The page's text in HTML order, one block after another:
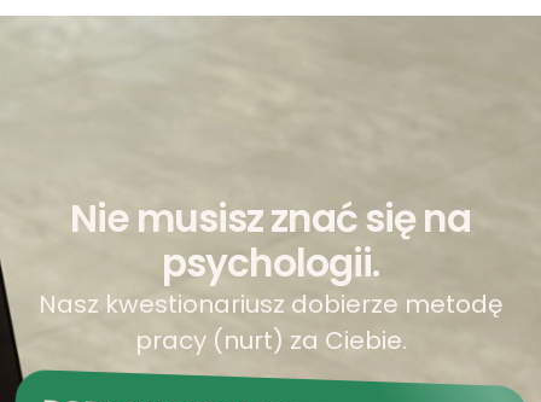
pracy (nurt) za Ciebie.
DOPASUJ TERAPEUTĘ DO SWOICH
POTRZEB